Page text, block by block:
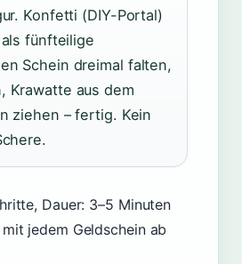
Konfetti (DIY-Portal)
fünfteilige
Schein dreimal falten,
Krawatte aus dem
ziehen – fertig. Kein
Dauer: 3–5 Minuten
jedem Geldschein ab